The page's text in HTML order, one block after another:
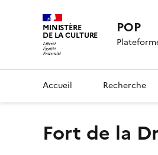
MINISTÈRE
DE LA CULTURE POP
Accueil Recherche
fort de la